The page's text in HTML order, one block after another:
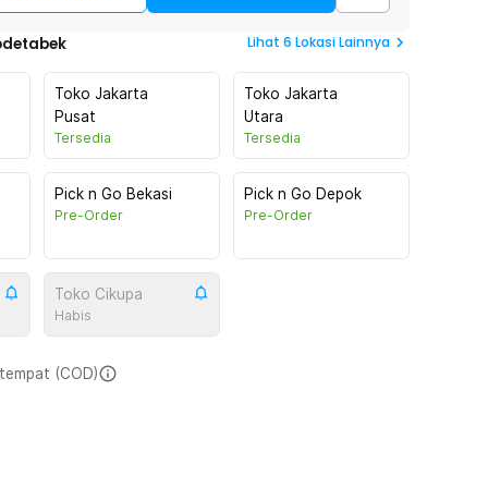
Lihat 6 Lokasi Lainnya
Toko Jakarta
Pusat
Tersedia
Toko Jakarta
Utara
Tersedia
Pick n Go Bekasi
Pre-Order
Pick n Go Depok
Pre-Order
Toko Cikupa
Habis
(COD)